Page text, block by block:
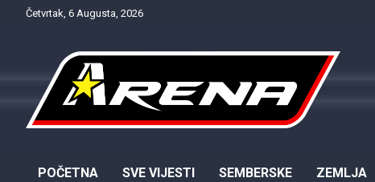
Četvrtak, 6 Augusta, 2026
POČETNA SVE VIJESTI SEMBERSKE ZEMLJA